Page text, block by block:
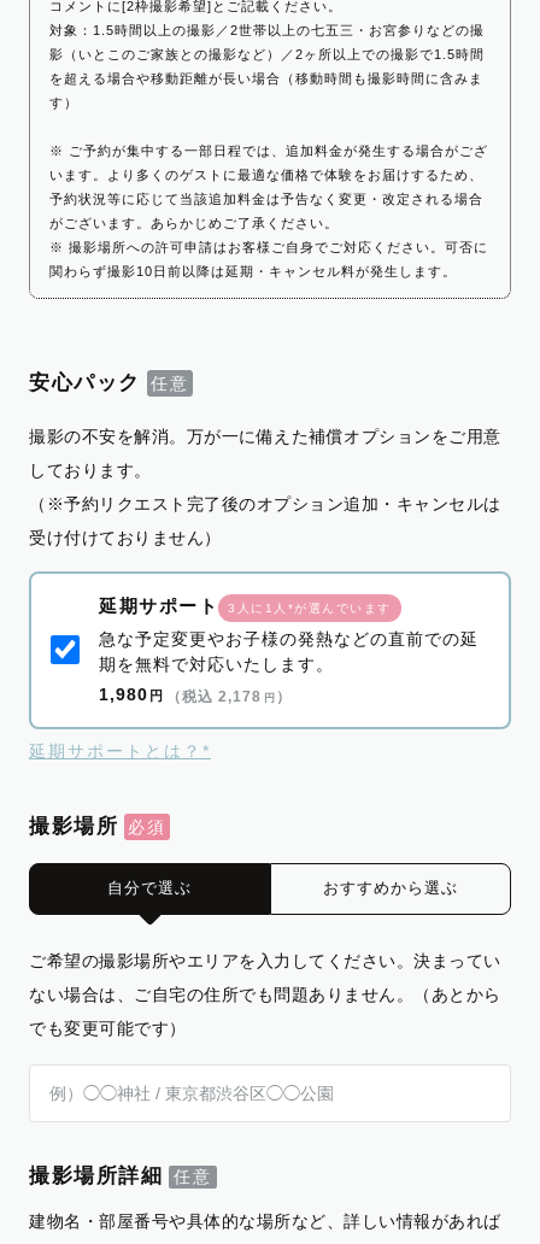
コメントに[2枠撮影希望]とご記載ください。
対象：1.5時間以上の撮影／2世帯以上の七五三・お宮参りなどの撮
影（いとこのご家族との撮影など）／2ヶ所以上での撮影で1.5時間
を超える場合や移動距離が長い場合（移動時間も撮影時間に含みま
す）
※ ご予約が集中する一部日程では、追加料金が発生する場合がござ
います。より多くのゲストに最適な価格で体験をお届けするため、
予約状況等に応じて当該追加料金は予告なく変更・改定される場合
がございます。あらかじめご了承ください。
※ 撮影場所への許可申請はお客様ご自身でご対応ください。可否に
関わらず撮影10日前以降は延期・キャンセル料が発生します。
安心パック
撮影の不安を解消。万が一に備えた補償オプションをご用意
しております。
（※予約リクエスト完了後のオプション追加・キャンセルは
受け付けておりません）
延期サポート 3人に1人*が選んでいます
急な予定変更やお子様の発熱などの直前での延
期を無料で対応いたします。
1,980 円 （税込 2,178 円 ）
延期サポートとは？*
撮影場所
自分で選ぶ おすすめから選ぶ
ご希望の撮影場所やエリアを入力してください。決まってい
ない場合は、ご自宅の住所でも問題ありません。（あとから
でも変更可能です）
撮影場所詳細
建物名・部屋番号や具体的な場所など、詳しい情報があれば